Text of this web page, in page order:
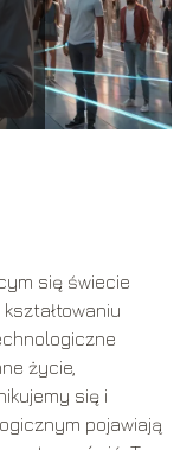
się świecie
życie,
się i
pojawiają